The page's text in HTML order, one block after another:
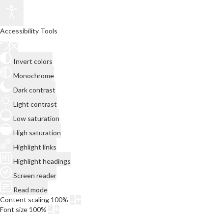
Accessibility Tools
Invert colors
Monochrome
Dark contrast
Light contrast
Low saturation
High saturation
Highlight links
Highlight headings
Screen reader
Read mode
Content scaling 100%
Font size 100%